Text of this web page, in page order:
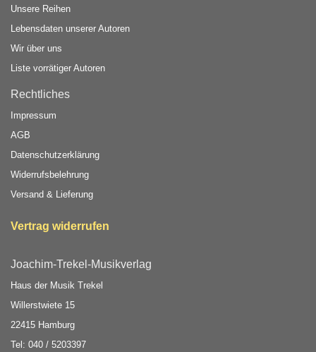
Unsere Reihen
Lebensdaten unserer Autoren
Wir über uns
Liste vorrätiger Autoren
Rechtliches
Impressum
AGB
Datenschutzerklärung
Widerrufsbelehrung
Versand & Lieferung
Vertrag widerrufen
Joachim-Trekel-Musikverlag
Haus der Musik Trekel
Willerstwiete 15
22415 Hamburg
Tel: 040 / 5203397